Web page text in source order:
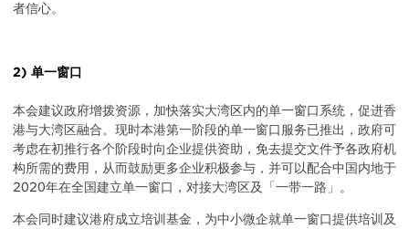
者信心。
2) 单一窗口
本会建议政府增拨资源，加快落实大湾区内的单一窗口系统，促进香
港与大湾区融合。现时本港第一阶段的单一窗口服务已推出，政府可
考虑在初推行各个阶段时向企业提供资助，免去提交文件予各政府机
构所需的费用，从而鼓励更多企业积极参与，并可以配合中国内地于
2020年在全国建立单一窗口，对接大湾区及「一带一路」。
本会同时建议港府成立培训基金，为中小微企就单一窗口提供培训及